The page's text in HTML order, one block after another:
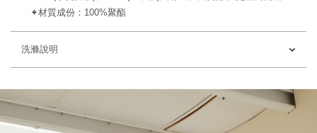
✦材質成份：100%聚酯
洗滌說明